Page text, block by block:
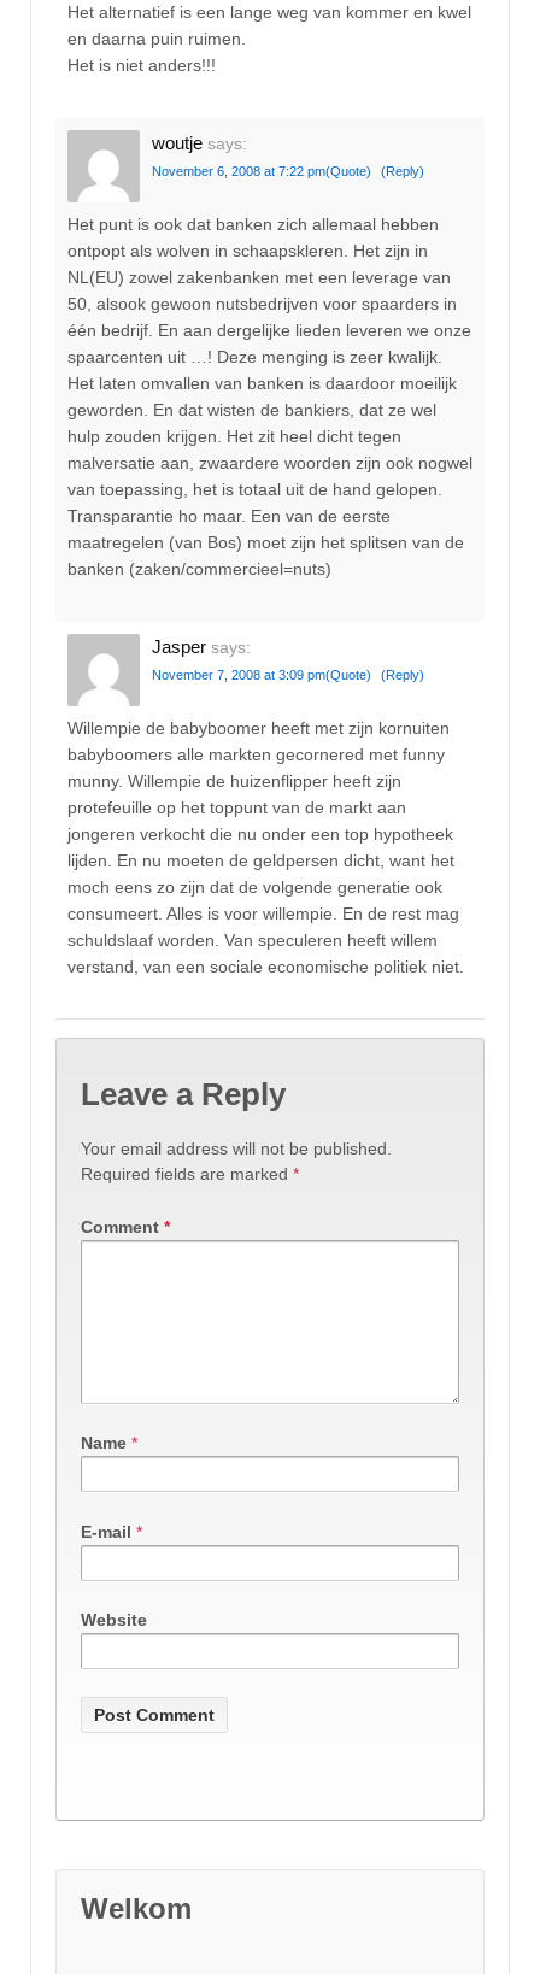
Het alternatief is een lange weg van kommer en kwel
en daarna puin ruimen.
Het is niet anders!!!
woutje says:
November 6, 2008 at 7:22 pm(Quote) (Reply)
Het punt is ook dat banken zich allemaal hebben
ontpopt als wolven in schaapskleren. Het zijn in
NL(EU) zowel zakenbanken met een leverage van
50, alsook gewoon nutsbedrijven voor spaarders in
één bedrijf. En aan dergelijke lieden leveren we onze
spaarcenten uit …! Deze menging is zeer kwalijk.
Het laten omvallen van banken is daardoor moeilijk
geworden. En dat wisten de bankiers, dat ze wel
hulp zouden krijgen. Het zit heel dicht tegen
malversatie aan, zwaardere woorden zijn ook nogwel
van toepassing, het is totaal uit de hand gelopen.
Transparantie ho maar. Een van de eerste
maatregelen (van Bos) moet zijn het splitsen van de
banken (zaken/commercieel=nuts)
Jasper says:
November 7, 2008 at 3:09 pm(Quote) (Reply)
Willempie de babyboomer heeft met zijn kornuiten
babyboomers alle markten gecornered met funny
munny. Willempie de huizenflipper heeft zijn
protefeuille op het toppunt van de markt aan
jongeren verkocht die nu onder een top hypotheek
lijden. En nu moeten de geldpersen dicht, want het
moch eens zo zijn dat de volgende generatie ook
consumeert. Alles is voor willempie. En de rest mag
schuldslaaf worden. Van speculeren heeft willem
verstand, van een sociale economische politiek niet.
Leave a Reply
Your email address will not be published.
Required fields are marked *
Comment *
Name *
E-mail *
Website
Welkom